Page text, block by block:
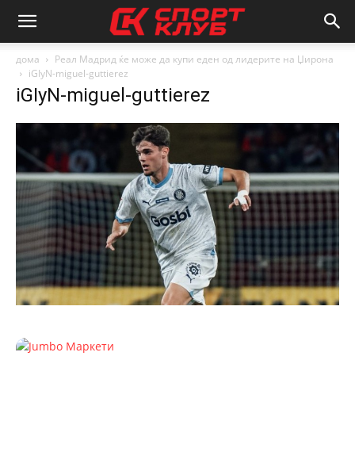
дома
Реал Мадрид ќе може да купи еден од лидерите на Џирона
iGIyN-miguel-guttierez
iGIyN-miguel-guttierez